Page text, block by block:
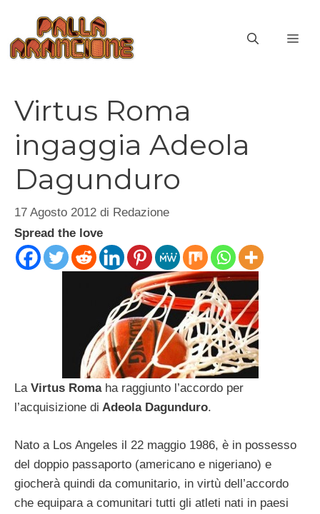
contenuto
Virtus Roma
ingaggia Adeola
Dagunduro
17 Agosto 2012 di Redazione
Spread the love
LaVirtus Romaha raggiunto l’accordo per
l’acquisizione di Adeola Dagunduro.
Nato a Los Angeles il 22 maggio 1986, è in possesso
del doppio passaporto (americano e nigeriano) e
giocherà quindi da comunitario, in virtù dell’accordo
che equipara a comunitari tutti gli atleti nati in paesi